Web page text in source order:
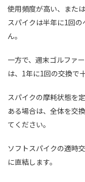
使用頻度が高い、また
スパイクは半年に1回
ん。
一方で、週末ゴルファ
は、1年に1回の交換で
スパイクの摩耗状態を
ある場合は、全体を交
てください。
ソフトスパイクの適時
に直結します。